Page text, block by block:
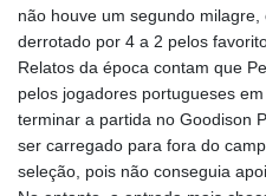
não houve um segundo
derrotado por 4 a 2 pelos
Relatos da época contam que
pelos jogadores portugueses
terminar a partida no Goodison
ser carregado para fora do
seleção, pois não conseguia